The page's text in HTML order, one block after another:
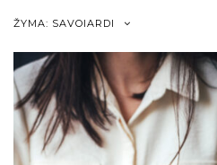
ŽYMA: SAVOIARDI